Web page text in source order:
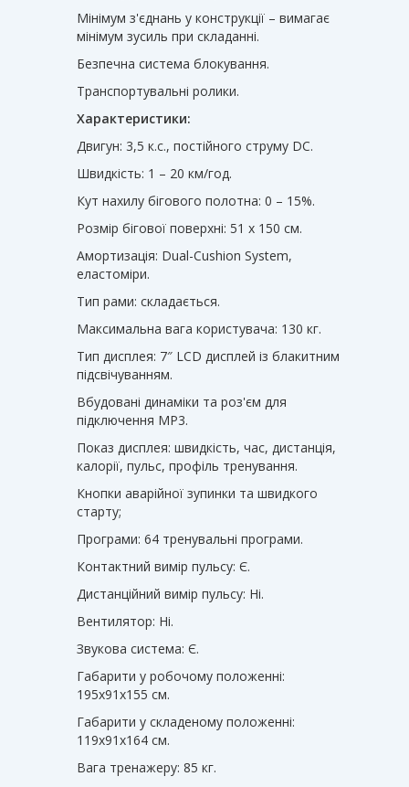
Мінімум з'єднань у конструкції – вимагає
мінімум зусиль при складанні.
Безпечна система блокування.
Транспортувальні ролики.
Характеристики:
Двигун: 3,5 к.с., постійного струму DC.
Швидкість: 1 – 20 км/год.
Кут нахилу бігового полотна: 0 – 15%.
Розмір бігової поверхні: 51 х 150 см.
Амортизація: Dual-Cushion System,
еластоміри.
Тип рами: складається.
Максимальна вага користувача: 130 кг.
Тип дисплея: 7″ LCD дисплей із блакитним
підсвічуванням.
Вбудовані динаміки та роз'єм для
підключення MP3.
Показ дисплея: швидкість, час, дистанція,
калорії, пульс, профіль тренування.
Кнопки аварійної зупинки та швидкого
старту;
Програми: 64 тренувальні програми.
Контактний вимір пульсу: Є.
Дистанційний вимір пульсу: Ні.
Вентилятор: Ні.
Звукова система: Є.
Габарити у робочому положенні:
195x91x155 см.
Габарити у складеному положенні:
119x91x164 см.
Вага тренажеру: 85 кг.